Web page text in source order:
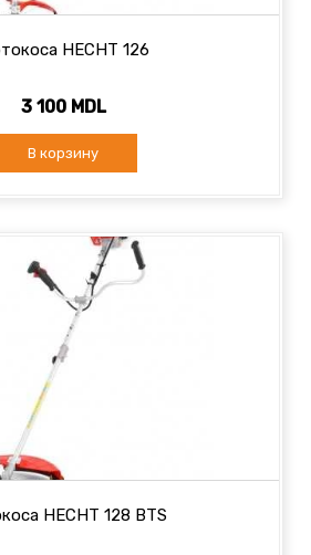
HECHT 126
3 100 MDL
В корзину
HECHT 128 BTS